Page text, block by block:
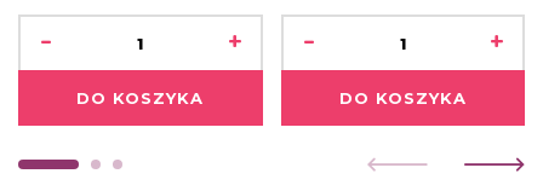
- +
DO KOSZYKA
- +
DO KOSZYKA